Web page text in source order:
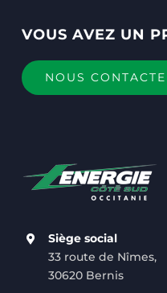
Siège social
33 route de Nîmes,
30620 Bernis
VOUS AVEZ UN
NOUS